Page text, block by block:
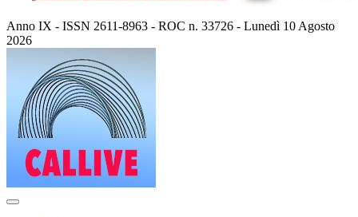
Anno IX - ISSN 2611-8963 - ROC n. 33726 - Lunedì 10 Agosto
2026